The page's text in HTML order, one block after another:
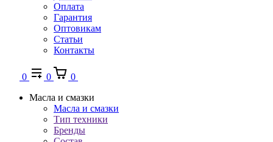
Оплата
Гарантия
Оптовикам
Статьи
Контакты
0 0
0
Масла и смазки
Масла и смазки
Тип техники
Бренды